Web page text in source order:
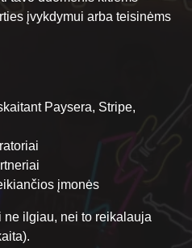
įvykdymui arba teisinėms
Paysera, Stripe,
įmonės
ilgiau, nei to reikalauja